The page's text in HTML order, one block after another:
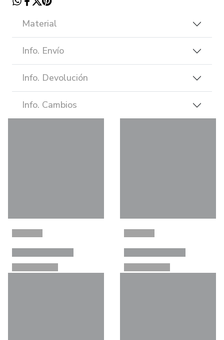
Material
Info. Envío
Info. Devolución
Info. Cambios